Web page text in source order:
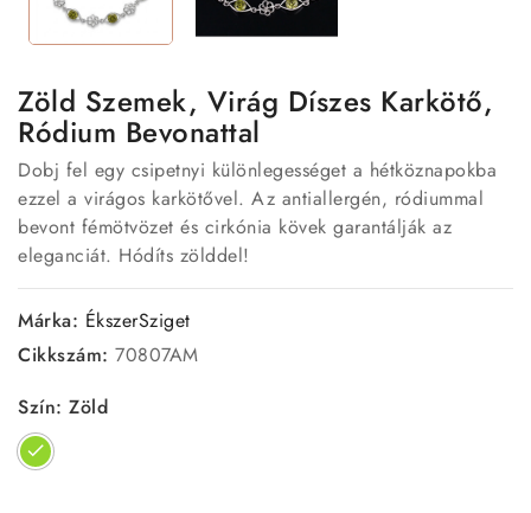
Zöld Szemek, Virág Díszes Karkötő,
Ródium Bevonattal
Dobj fel egy csipetnyi különlegességet a hétköznapokba
ezzel a virágos karkötővel. Az antiallergén, ródiummal
bevont fémötvözet és cirkónia kövek garantálják az
eleganciát. Hódíts zölddel!
Márka: ÉkszerSziget
Cikkszám: 70807AM
Szín: Zöld
Zöld